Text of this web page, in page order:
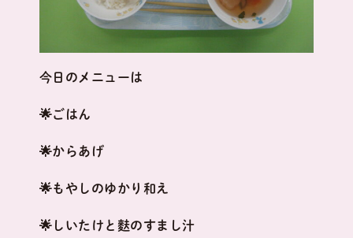
今日のメニューは
🌟ごはん
🌟からあげ
🌟もやしのゆかり和え
🌟しいたけと麩のすまし汁